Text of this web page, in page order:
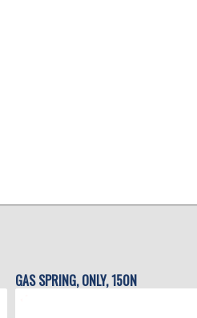
GAS SPRING, ONLY, 150N